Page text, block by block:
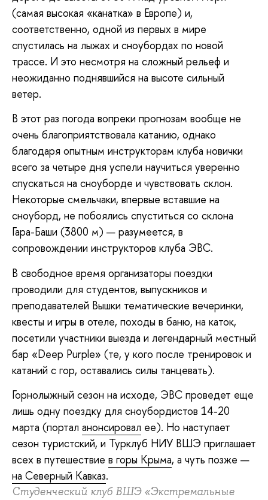
(самая высокая «канатка» в Европе) и,
соответственно, одной из первых в мире
спустилась на лыжах и сноубордах по новой
трассе. И это несмотря на сложный рельеф и
неожиданно поднявшийся на высоте сильный
ветер.
В этот раз погода вопреки прогнозам вообще не
очень благоприятствовала катанию, однако
благодаря опытным инструкторам клуба новички
всего за четыре дня успели научиться уверенно
спускаться на сноуборде и чувствовать склон.
Некоторые смельчаки, впервые вставшие на
сноуборд, не побоялись спуститься со склона
Гара-Баши (3800 м) — разумеется, в
сопровождении инструкторов клуба ЭВС.
В свободное время организаторы поездки
проводили для студентов, выпускников и
преподавателей Вышки тематические вечеринки,
квесты и игры в отеле, походы в баню, на каток,
посетили участники выезда и легендарный местный
бар «Deep Purple» (те, у кого после тренировок и
катаний с гор, оставались силы танцевать).
Горнолыжный сезон на исходе, ЭВС проведет еще
лишь одну поездку для сноубордистов 14-20
марта (портал анонсировал ее). Но наступает
сезон туристский, и Турклуб НИУ ВШЭ приглашает
всех в путешествие в горы Крыма, а чуть позже —
на Северный Кавказ.
Студенческий клуб ВШЭ «Экстремальные